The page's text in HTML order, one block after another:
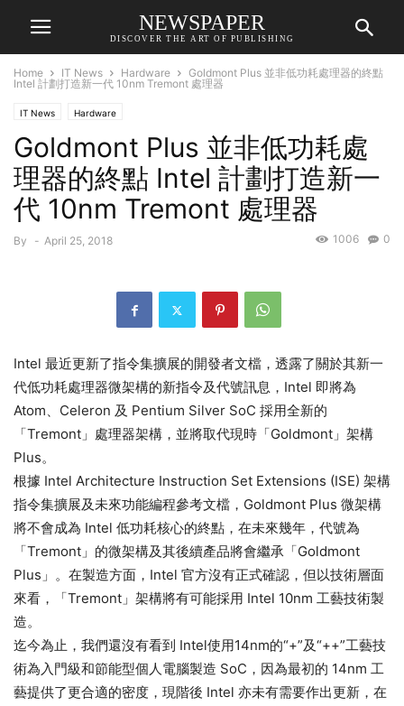
NEWSPAPER
DISCOVER THE ART OF PUBLISHING
Home IT News Hardware
Goldmont Plus 並非低功耗處理器的終點
Intel 計劃打造新一代 10nm Tremont 處理器
IT News Hardware
Goldmont Plus 並非低功耗處
理器的終點 Intel 計劃打造新一
代 10nm Tremont 處理器
By - April 25, 2018 0
1006
Intel 最近更新了指令集擴展的開發者文檔，透露了關於其新一
代低功耗處理器微架構的新指令及代號訊息，Intel 即將為
Atom、Celeron 及 Pentium Silver SoC 採用全新的
「Tremont」處理器架構，並將取代現時「Goldmont」架構
Plus。
根據 Intel Architecture Instruction Set Extensions (ISE) 架構
指令集擴展及未來功能編程參考文檔，Goldmont Plus 微架構
將不會成為 Intel 低功耗核心的終點，在未來幾年，代號為
「Tremont」的微架構及其後續產品將會繼承「Goldmont
Plus」。在製造方面，Intel 官方沒有正式確認，但以技術層面
來看，「Tremont」架構將有可能採用 Intel 10nm 工藝技術製
造。
迄今為止，我們還沒有看到 Intel使用14nm的“+”及“++”工藝技
術為入門級和節能型個人電腦製造 SoC，因為最初的 14nm 工
藝提供了更合適的密度，現階後 Intel 亦未有需要作出更新，在